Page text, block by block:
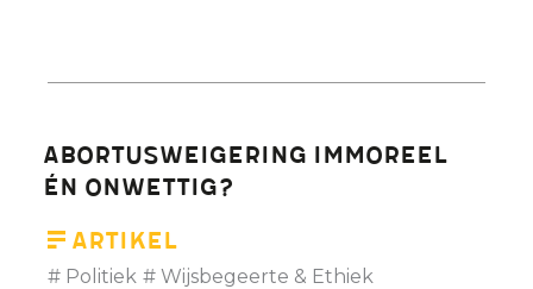
Abortusweigering immoreel
én onwettig?
Artikel
Politiek Wijsbegeerte & Ethiek